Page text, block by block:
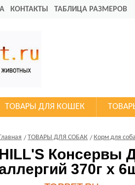
КОНТАКТЫ ТАБЛИЦА РАЗМЕРОВ
ТОВАРЫ ДЛЯ КОШЕК
ТОВАРЫ ДЛЯ СОБАК Корм для
HILL'S Консервы
370г х